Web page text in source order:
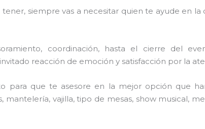
siempre vas a necesitar quien te ayude en la
coordinación, hasta el cierre del
reacción de emoción y satisfacción por la
para que te asesore en la mejor opción que
vajilla, tipo de mesas, show musical,